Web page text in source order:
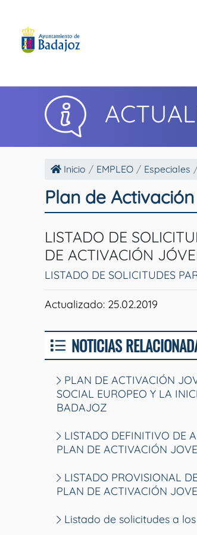
Inicio EMPLEO Especiales
Plan de
LISTADO DE
DE ACTIVACIÓN
LISTADO DE SOLICITUDES
Actualizado: 25.02.2019
NOTICIAS
PLAN DE ACTIVACIÓN
SOCIAL EUROPEO Y LA
BADAJOZ
LISTADO DEFINITIVO DE
PLAN DE ACTIVACIÓN
LISTADO PROVISIONAL
PLAN DE ACTIVACIÓN
Listado de solicitudes a